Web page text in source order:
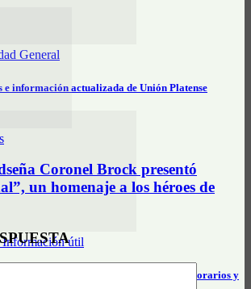
General
información actualizada de Unión Platense
Información útil
– Brandsen – Mar del Plata: horarios y
Coronel Brock presentó
un homenaje a los héroes de